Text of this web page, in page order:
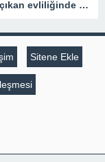
Demet Özdemir ve Oğuzhan Koç’un kriz çıkan evliliğinde şaşırtan gelişme
Sitene Ekle